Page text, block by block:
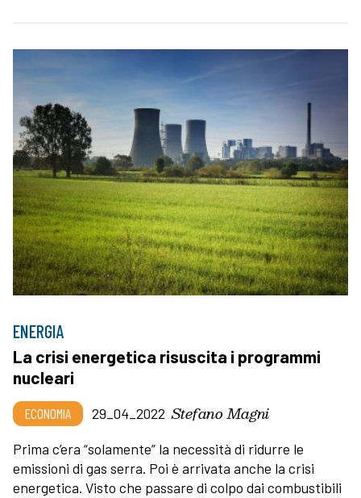
ENERGIA
La crisi energetica risuscita i programmi
nucleari
ECONOMIA 29_04_2022 Stefano Magni
Prima c’era “solamente” la necessità di ridurre le
emissioni di gas serra. Poi è arrivata anche la crisi
energetica. Visto che passare di colpo dai combustibili